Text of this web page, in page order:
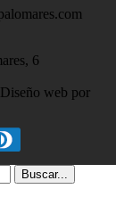
6
web por
Buscar...